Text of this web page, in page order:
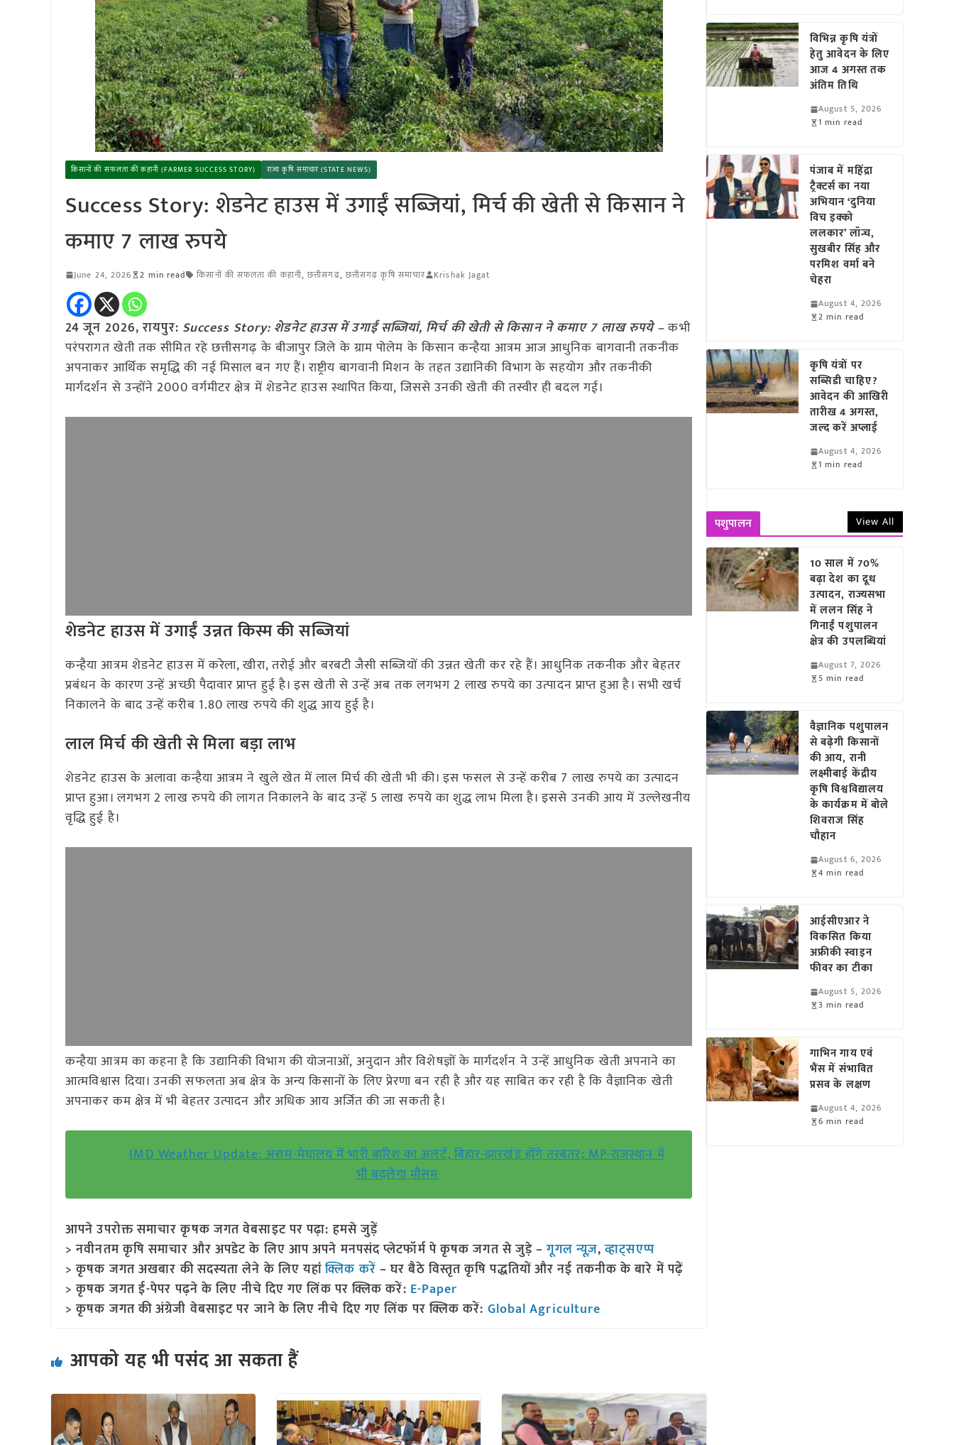
किसानों की सफलता की कहानी (FARMER SUCCESS STORY) राज्य कृषि समाचार (STATE NEWS)
Success Story: शेडनेट हाउस में उगाईं सब्जियां, मिर्च की खेती से किसान ने
कमाए 7 लाख रुपये
June 24, 2026 2 min read किसानों की सफलता की कहानी,छत्तीसगढ, छत्तीसगढ़ कृषि समाचार Krishak Jagat
24 जून 2026, रायपुर: Success Story: शेडनेट हाउस में उगाईं सब्जियां, मिर्च की खेती से किसान ने कमाए 7 लाख रुपये –कभी
परंपरागत खेती तक सीमित रहे छत्तीसगढ़ के बीजापुर जिले के ग्राम पोलेम के किसान कन्हैया आत्रम आज आधुनिक बागवानी तकनीक
अपनाकर आर्थिक समृद्धि की नई मिसाल बन गए हैं। राष्ट्रीय बागवानी मिशन के तहत उद्यानिकी विभाग के सहयोग और तकनीकी
मार्गदर्शन से उन्होंने 2000 वर्गमीटर क्षेत्र में शेडनेट हाउस स्थापित किया, जिससे उनकी खेती की तस्वीर ही बदल गई।
शेडनेट हाउस में उगाईं उन्नत किस्म की सब्जियां
कन्हैया आत्रम शेडनेट हाउस में करेला, खीरा, तरोई और बरबटी जैसी सब्जियों की उन्नत खेती कर रहे हैं। आधुनिक तकनीक और बेहतर
प्रबंधन के कारण उन्हें अच्छी पैदावार प्राप्त हुई है। इस खेती से उन्हें अब तक लगभग 2 लाख रुपये का उत्पादन प्राप्त हुआ है। सभी खर्च
निकालने के बाद उन्हें करीब 1.80 लाख रुपये की शुद्ध आय हुई है।
लाल मिर्च की खेती से मिला बड़ा लाभ
शेडनेट हाउस के अलावा कन्हैया आत्रम ने खुले खेत में लाल मिर्च की खेती भी की। इस फसल से उन्हें करीब 7 लाख रुपये का उत्पादन
प्राप्त हुआ। लगभग 2 लाख रुपये की लागत निकालने के बाद उन्हें 5 लाख रुपये का शुद्ध लाभ मिला है। इससे उनकी आय में उल्लेखनीय
वृद्धि हुई है।
कन्हैया आत्रम का कहना है कि उद्यानिकी विभाग की योजनाओं, अनुदान और विशेषज्ञों के मार्गदर्शन ने उन्हें आधुनिक खेती अपनाने का
आत्मविश्वास दिया। उनकी सफलता अब क्षेत्र के अन्य किसानों के लिए प्रेरणा बन रही है और यह साबित कर रही है कि वैज्ञानिक खेती
अपनाकर कम क्षेत्र में भी बेहतर उत्पादन और अधिक आय अर्जित की जा सकती है।
IMD Weather Update: असम-मेघालय में भारी बारिश का अलर्ट, बिहार-झारखंड होंगे तरबतर; MP-राजस्थान में
भी बदलेगा मौसम
आपने उपरोक्त समाचार कृषक जगत वेबसाइट पर पढ़ा: हमसे जुड़ें
> नवीनतम कृषि समाचार और अपडेट के लिए आप अपने मनपसंद प्लेटफॉर्म पे कृषक जगत से जुड़े –गूगल न्यूज़,व्हाट्सएप्प
> कृषक जगत अखबार की सदस्यता लेने के लिए यहांक्लिक करें – घर बैठे विस्तृत कृषि पद्धतियों और नई तकनीक के बारे में पढ़ें
> कृषक जगत ई-पेपर पढ़ने के लिए नीचे दिए गए लिंक पर क्लिक करें: E-Paper
> कृषक जगत की अंग्रेजी वेबसाइट पर जाने के लिए नीचे दिए गए लिंक पर क्लिक करें: Global Agriculture
आपको यह भी पसंद आ सकता हैं
विभिन्न कृषि यंत्रों
हेतु आवेदन के लिए
आज 4 अगस्त तक
अंतिम तिथि
August 5, 2026
1 min read
पंजाब में महिंद्रा
ट्रैक्टर्स का नया
अभियान ‘दुनिया
विच इक्को
ललकार’ लॉन्च,
सुखबीर सिंह और
परमिश वर्मा बने
चेहरा
August 4, 2026
2 min read
कृषि यंत्रों पर
सब्सिडी चाहिए?
आवेदन की आखिरी
तारीख 4 अगस्त,
जल्द करें अप्लाई
August 4, 2026
1 min read
पशुपालन View All
10 साल में 70%
बढ़ा देश का दूध
उत्पादन, राज्यसभा
में ललन सिंह ने
गिनाईं पशुपालन
क्षेत्र की उपलब्धियां
August 7, 2026
5 min read
वैज्ञानिक पशुपालन
से बढ़ेगी किसानों
की आय, रानी
लक्ष्मीबाई केंद्रीय
कृषि विश्वविद्यालय
के कार्यक्रम में बोले
शिवराज सिंह
चौहान
August 6, 2026
4 min read
आईसीएआर ने
विकसित किया
अफ्रीकी स्वाइन
फीवर का टीका
August 5, 2026
3 min read
गाभिन गाय एवं
भैंस में संभावित
प्रसव के लक्षण
August 4, 2026
6 min read